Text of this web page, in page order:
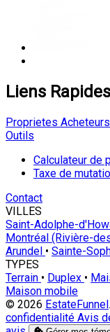
Liens Rapides
Proprietes Acheteurs
Outils
Calculateur de
Taxe de
Contact
VILLES
Saint-Adolphe-
Montréal (Rivière-
Arundel • Sainte-
TYPES
Terrain • Duplex •
Maison mobile
© 2026 EstateFunnel
confidentialité Avis